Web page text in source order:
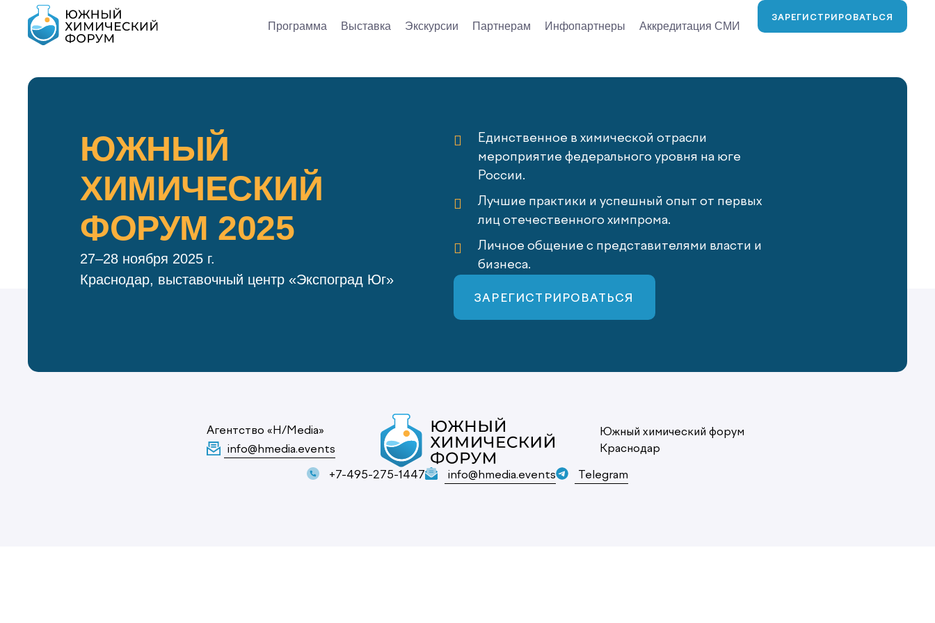
Программа Выставка Экскурсии Партнерам Инфопартнеры Аккредитация СМИ
ЗАРЕГИСТРИРОВАТЬСЯ
ЮЖНЫЙ
ХИМИЧЕСКИЙ
ФОРУМ 2025
27–28 ноября 2025 г.
Краснодар, выставочный центр «Экспоград Юг»
Единственное в химической отрасли
мероприятие федерального уровня на юге
России.
Лучшие практики и успешный опыт от первых
лиц отечественного химпрома.
Личное общение с представителями власти и
бизнеса.
ЗАРЕГИСТРИРОВАТЬСЯ
Агентство «H/Media»
info@hmedia.events
Южный химический форум
Краснодар
+7-495-275-1447 info@hmedia.events Telegram